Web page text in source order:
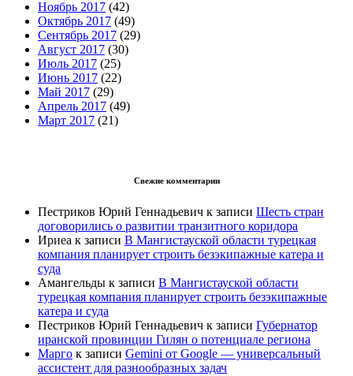
Ноябрь 2017 (42)
Октябрь 2017 (49)
Сентябрь 2017 (29)
Август 2017 (30)
Июль 2017 (25)
Июнь 2017 (22)
Май 2017 (29)
Апрель 2017 (49)
Март 2017 (21)
Свежие комментарии
Пестриков Юрий Геннадьевич к записи Шесть стран
договорились о развитии транзитного коридора
Ириеа к записи В Мангистауской области турецкая
компания планирует строить безэкипажные катера и
суда
Амангельды к записи В Мангистауской области
турецкая компания планирует строить безэкипажные
катера и суда
Пестриков Юрий Геннадьевич к записи Губернатор
иранской провинции Гилян о потенциале региона
Марго к записи Gemini от Google — универсальный
ассистент для разнообразных задач